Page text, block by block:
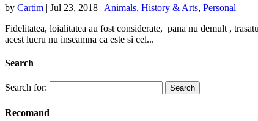
by Cartim | Jul 23, 2018 | Animals, History & Arts, Personal
Fidelitatea, loialitatea au fost considerate, pana nu demult ,
acest lucru nu inseamna ca este si cel...
Search
Search for:
Recomand